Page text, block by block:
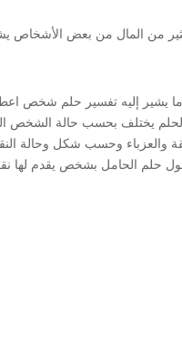
من المال من بعض الأشخاص
ما يشير إليه تفسير حلم شخص
يختلف بحسب حالة الشخص
والعزباء وحسب شكل وحالة
حلم الحامل بشخص يقدم لها